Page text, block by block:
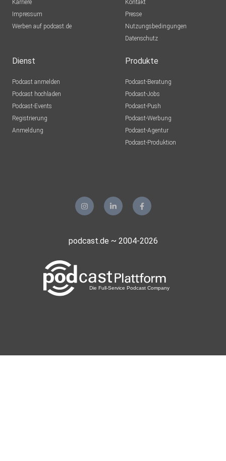
Karriere
Impressum
Werben auf podcast.de
Kontakt
Presse
Nutzungsbedingungen
Datenschutz
Dienst
Podcast anmelden
Podcast hochladen
Podcast-Events
Registrierung
Anmeldung
Produkte
Podcast-Beratung
Podcast-Jobs
Podcast-Push
Podcast-Werbung
Podcast-Agentur
Podcast-Produktion
podcast.de ~ 2004-2026